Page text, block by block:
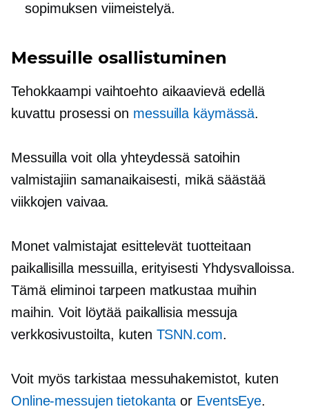
sopimuksen viimeistelyä.
Messuille osallistuminen
Tehokkaampi vaihtoehto aikaavieväedellä
kuvattu prosessi on messuilla käymässä.
Messuilla voit olla yhteydessä satoihin
valmistajiin samanaikaisesti, mikä säästää
viikkojen vaivaa.
Monet valmistajat esittelevät tuotteitaan
paikallisilla messuilla, erityisesti Yhdysvalloissa.
Tämä eliminoi tarpeen matkustaa muihin
maihin. Voit löytää paikallisia messuja
verkkosivustoilta, kuten TSNN.com.
Voit myös tarkistaa messuhakemistot, kuten
Online-messujen tietokanta or EventsEye.